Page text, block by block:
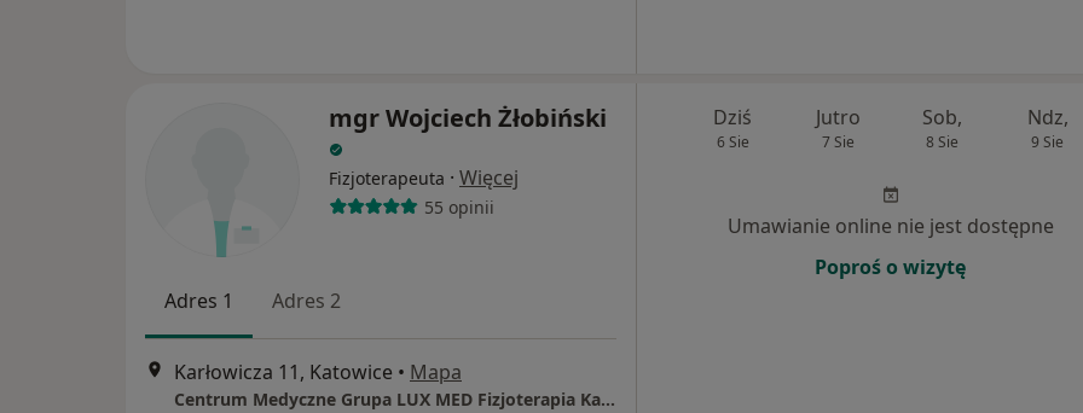
mgr Wojciech Żłobiński
Fizjoterapeuta · Więcej
55 opinii
Adres 1 Adres 2
Karłowicza 11, Katowice • Mapa
Centrum Medyczne Grupa LUX MED Fizjoterapia Katowice - Karłowicza 11
Dziś
6 Sie
Jutro
7 Sie
Sob,
8 Sie
Ndz,
9 Sie
Umawianie online nie jest dostępne
Poproś o wizytę